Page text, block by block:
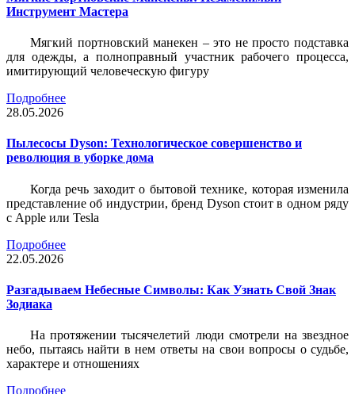
Инструмент Мастера
Мягкий портновский манекен – это не просто подставка
для одежды, а полноправный участник рабочего процесса,
имитирующий человеческую фигуру
Подробнее
28.05.2026
Пылесосы Dyson: Технологическое совершенство и
революция в уборке дома
Когда речь заходит о бытовой технике, которая изменила
представление об индустрии, бренд Dyson стоит в одном ряду
с Apple или Tesla
Подробнее
22.05.2026
Разгадываем Небесные Символы: Как Узнать Свой Знак
Зодиака
На протяжении тысячелетий люди смотрели на звездное
небо, пытаясь найти в нем ответы на свои вопросы о судьбе,
характере и отношениях
Подробнее